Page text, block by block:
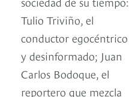
Tulio Triviño, el
conductor egocéntrico
y desinformado; Juan
Carlos Bodoque, el
reportero que mezcla